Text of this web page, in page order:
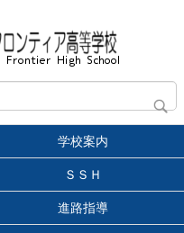
学校案内
ＳＳＨ
進路指導